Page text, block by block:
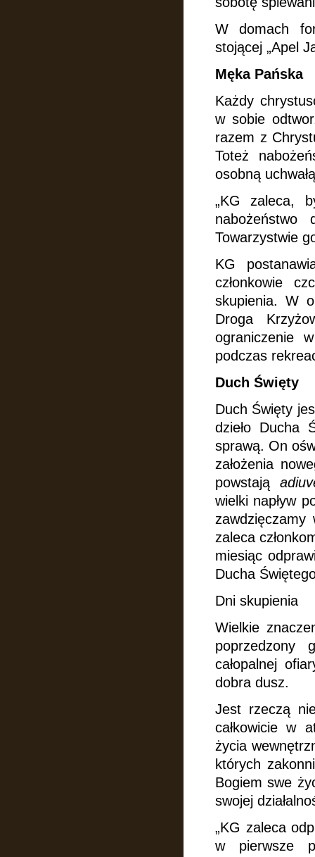
W domach
stojącej „Apel
Męka Pańska
Każdy
w sobie
razem z
Toteż
osobną
„KG zaleca,
Towarzystwie
KG
członkowie
skupienia. W
Droga
ograniczenie
podczas
Duch Święty
Duch Święty
dzieło Ducha
sprawą. On
założenia
powstają
wielki napływ
zawdzięczamy
zaleca
miesiąc
Ducha
Dni skupienia
Wielkie
poprzedzony
całopalnej
dobra dusz.
Jest rzeczą
całkowicie w
życia
których
Bogiem swe
swojej
„KG zaleca
w pierwsze